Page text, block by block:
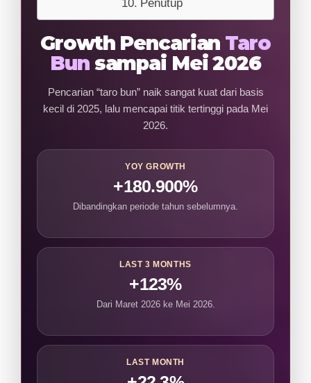
Penutup
Growth Pencarian Taro
Bunsampai Mei 2026
Pencarian “taro bun” naik sangat kuat dari basis
kecil di 2025, lalu mencapai titik tertinggi pada Mei
2026.
YOY GROWTH
+180.900%
Dibandingkan periode tahun sebelumnya.
LAST 3 MONTHS
+123%
Dari Maret 2026 ke Mei 2026.
LAST MONTH